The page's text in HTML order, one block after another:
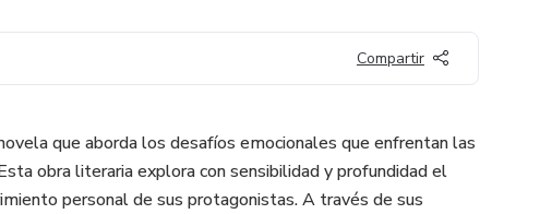
Compartir
que aborda los desafíos emocionales que enfrentan las
obra literaria explora con sensibilidad y profundidad el
personal de sus protagonistas. A través de sus